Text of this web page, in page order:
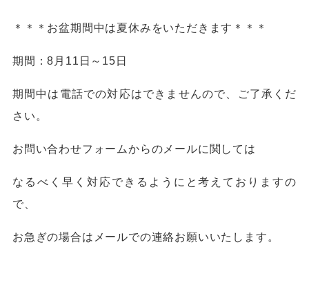
＊＊＊お盆期間中は夏休みをいただきます＊＊＊
期間：8月11日～15日
期間中は電話での対応はできませんので、ご了承くだ
さい。
お問い合わせフォームからのメールに関しては
なるべく早く対応できるようにと考えておりますの
で、
お急ぎの場合はメールでの連絡お願いいたします。